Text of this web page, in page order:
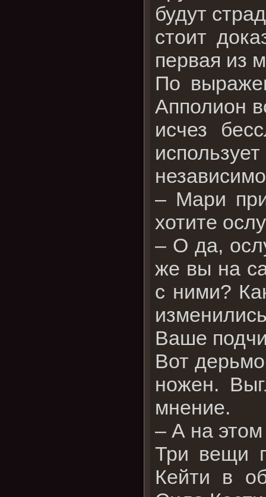
будут
стоит
первая из
По
Апполион
исчез
– Мари
хотите
– О да,
же вы на
с ними?
Ваше
Вот
ножен.
мнение.
– А на
Три вещи
Кейти в